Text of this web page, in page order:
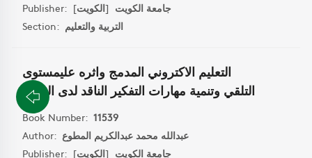
Publisher:
جامعة الكويت [الكويت]
Section: التربية والتعليم
التعليم الاكتروني المدمج واثره عليمستوى
التلقي وتنمية مهارات التفكير الناقد لدى الطلبة
Book Number: 11539
Author: عبدالله محمد عبدالكريم المطوع
Publisher:
جامعة الكويت [الكويت]